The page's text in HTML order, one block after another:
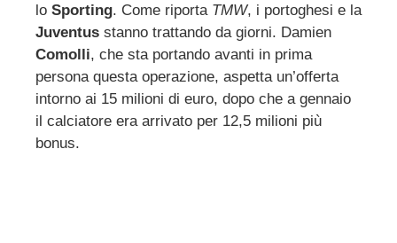
lo Sporting. Come riporta TMW, i portoghesi e la
Juventus stanno trattando da giorni. Damien
Comolli, che sta portando avanti in prima
persona questa operazione, aspetta un’offerta
intorno ai 15 milioni di euro, dopo che a gennaio
il calciatore era arrivato per 12,5 milioni più
bonus.